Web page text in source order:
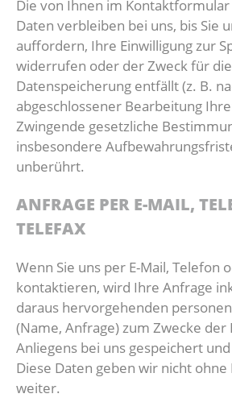
Die von Ihnen im
Daten verbleiben bei uns, bis Sie
auffordern, Ihre Einwilligung zur
widerrufen oder der Zweck für die
Datenspeicherung entfällt (z. B.
abgeschlossener Bearbeitung
Zwingende gesetzliche
insbesondere
unberührt.
ANFRAGE PER E-MAIL,
TELEFAX
Wenn Sie uns per E-Mail, Telefon
kontaktieren, wird Ihre Anfrage
daraus hervorgehenden
(Name, Anfrage) zum Zwecke
Anliegens bei uns gespeichert
Diese Daten geben wir nicht ohne
weiter.